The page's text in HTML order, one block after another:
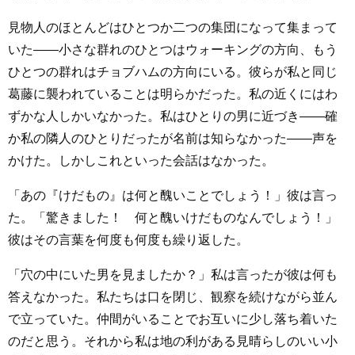
見物人のほとんどはひとつか二つの集団になって集まって
いた――小さな群れのひとつはウォーキングの方向、もう
ひとつの群れはチョブハムの方向にいる。彼らが私と同じ
葛藤に襲われていることは明らかだった。私の近くにはわ
ずかな人しかいなかった。私はひとりの男に近づき――確
か私の隣人のひとりだったが名前は知らなかった――声を
かけた。しかしこれといった会話はなかった。
「あの『けだもの』は何と醜いことでしょう！」彼は言っ
た。「驚きました！ 何と醜いけだものなんでしょう！」
彼はその言葉を何度も何度も繰り返した。
「穴の中にいた男を見ましたか？」私は言ったが彼は何も
答えなかった。私たちは口を閉じ、観察を続けながら並ん
で立っていた。仲間がいることでお互いに少し落ち着いた
のだと思う。それから私は地の利がある見晴らしのいい小